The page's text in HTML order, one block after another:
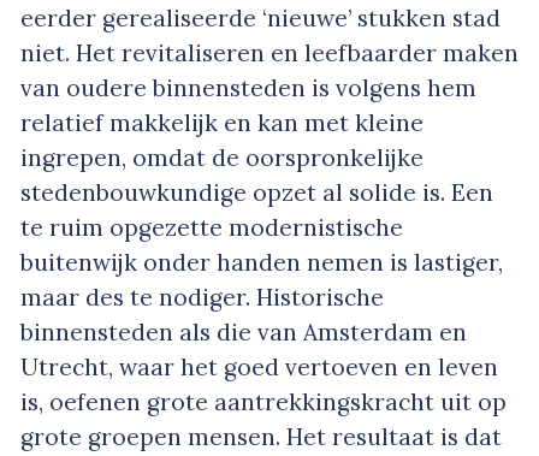
eerder gerealiseerde ‘nieuwe’ stukken stad
niet. Het revitaliseren en leefbaarder maken
van oudere binnensteden is volgens hem
relatief makkelijk en kan met kleine
ingrepen, omdat de oorspronkelijke
stedenbouwkundige opzet al solide is. Een
te ruim opgezette modernistische
buitenwijk onder handen nemen is lastiger,
maar des te nodiger. Historische
binnensteden als die van Amsterdam en
Utrecht, waar het goed vertoeven en leven
is, oefenen grote aantrekkingskracht uit op
grote groepen mensen. Het resultaat is dat